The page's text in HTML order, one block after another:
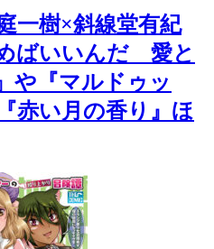
一樹×斜線堂有紀
ばいいんだ 愛と
や『マルドゥッ
赤い月の香り』ほ